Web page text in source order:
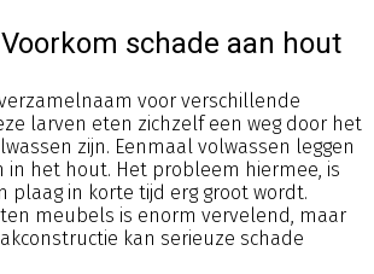
schade aan hout
voor verschillende
larven eten zichzelf een weg door het
zijn. Eenmaal volwassen leggen
in het hout. Het probleem hiermee, is
plaag in korte tijd erg groot wordt.
meubels is enorm vervelend, maar
kan serieuze schade